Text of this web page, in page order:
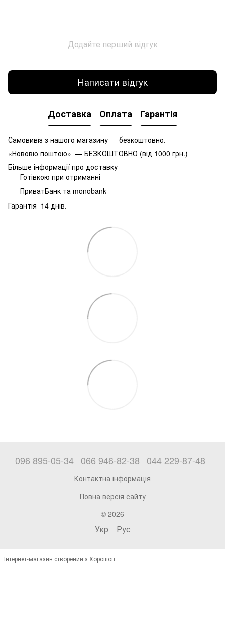
Додайте перший відгук
Написати відгук
Доставка Оплата Гарантія
Самовивіз з нашого магазину — безкоштовно.
«Нововю поштою» — БЕЗКОШТОВНО (від 1000 грн.)
Більше інформації про доставку
Готівкою при отриманні
ПриватБанк та monobank
Гарантія 14 днів.
096 895-05-34 066 946-82-38 044 229-87-48
Контактна інформація
Повна версія сайту
© 2026
Укр Рус
Інтернет-магазин створений з Хорошоп